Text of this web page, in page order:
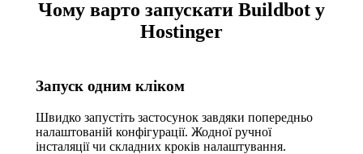
Чому варто запускати Buildbot у
Hostinger
Запуск одним кліком
Швидко запустіть застосунок завдяки попередньо
налаштованій конфігурації. Жодної ручної
інсталяції чи складних кроків налаштування.